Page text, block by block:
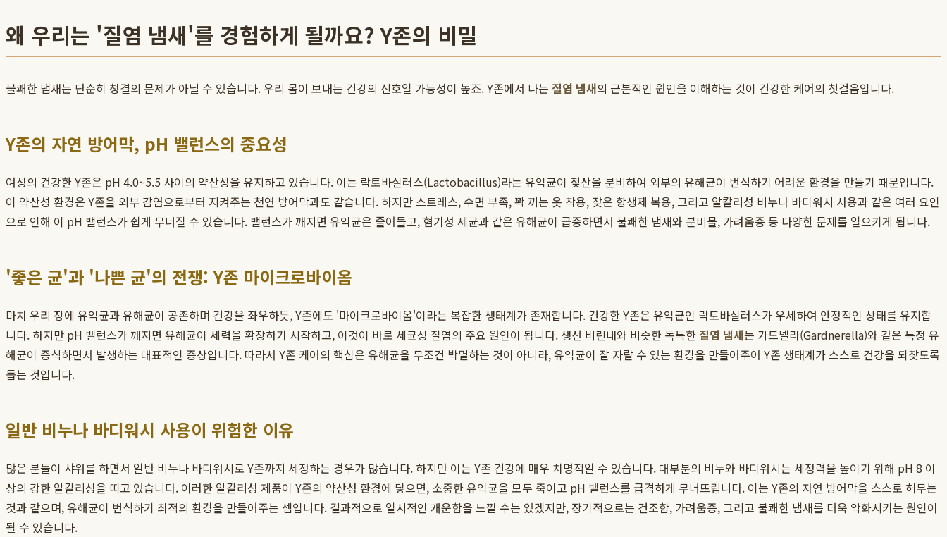
왜 우리는 '질염 냄새'를 경험하게 될까요? Y존의 비밀
불쾌한 냄새는 단순히 청결의 문제가 아닐 수 있습니다. 우리 몸이 보내는 건강의 신호일 가능성이 높죠. Y존에서 나는 질염 냄새의 근본적인 원인을 이해하는 것이 건강한 케어의 첫걸음입니다.
Y존의 자연 방어막, pH 밸런스의 중요성
여성의 건강한 Y존은 pH 4.0~5.5 사이의 약산성을 유지하고 있습니다. 이는 락토바실러스(Lactobacillus)라는 유익균이 젖산을 분비하여 외부의 유해균이 번식하기 어려운 환경을 만들기 때문입니다.
이 약산성 환경은 Y존을 외부 감염으로부터 지켜주는 천연 방어막과도 같습니다. 하지만 스트레스, 수면 부족, 꽉 끼는 옷 착용, 잦은 항생제 복용, 그리고 알칼리성 비누나 바디워시 사용과 같은 여러 요인
으로 인해 이 pH 밸런스가 쉽게 무너질 수 있습니다. 밸런스가 깨지면 유익균은 줄어들고, 혐기성 세균과 같은 유해균이 급증하면서 불쾌한 냄새와 분비물, 가려움증 등 다양한 문제를 일으키게 됩니다.
'좋은 균'과 '나쁜 균'의 전쟁: Y존 마이크로바이옴
마치 우리 장에 유익균과 유해균이 공존하며 건강을 좌우하듯, Y존에도 '마이크로바이옴'이라는 복잡한 생태계가 존재합니다. 건강한 Y존은 유익균인 락토바실러스가 우세하여 안정적인 상태를 유지합
니다. 하지만 pH 밸런스가 깨지면 유해균이 세력을 확장하기 시작하고, 이것이 바로 세균성 질염의 주요 원인이 됩니다. 생선 비린내와 비슷한 독특한 질염 냄새는 가드넬라(Gardnerella)와 같은 특정 유
해균이 증식하면서 발생하는 대표적인 증상입니다. 따라서 Y존 케어의 핵심은 유해균을 무조건 박멸하는 것이 아니라, 유익균이 잘 자랄 수 있는 환경을 만들어주어 Y존 생태계가 스스로 건강을 되찾도록
돕는 것입니다.
일반 비누나 바디워시 사용이 위험한 이유
많은 분들이 샤워를 하면서 일반 비누나 바디워시로 Y존까지 세정하는 경우가 많습니다. 하지만 이는 Y존 건강에 매우 치명적일 수 있습니다. 대부분의 비누와 바디워시는 세정력을 높이기 위해 pH 8 이
상의 강한 알칼리성을 띠고 있습니다. 이러한 알칼리성 제품이 Y존의 약산성 환경에 닿으면, 소중한 유익균을 모두 죽이고 pH 밸런스를 급격하게 무너뜨립니다. 이는 Y존의 자연 방어막을 스스로 허무는
것과 같으며, 유해균이 번식하기 최적의 환경을 만들어주는 셈입니다. 결과적으로 일시적인 개운함을 느낄 수는 있겠지만, 장기적으로는 건조함, 가려움증, 그리고 불쾌한 냄새를 더욱 악화시키는 원인이
될 수 있습니다.